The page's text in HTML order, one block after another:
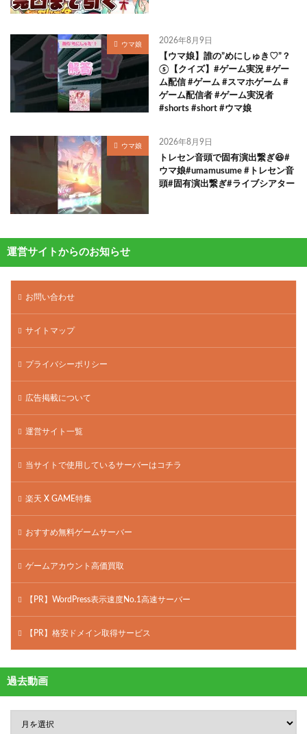
ウマ娘 2026年8月9日
【ウマ娘】誰の”めにしゅき♡”？
⑤【クイズ】#ゲーム実況 #ゲー
ム配信 #ゲーム #スマホゲーム #
ゲーム配信者 #ゲーム実況者
#shorts #short #ウマ娘
ウマ娘 2026年8月9日
トレセン音頭で固有演出繋ぎ😆#
ウマ娘#umamusume #トレセン音
頭#固有演出繋ぎ#ライブシアター
運営サイトからのお知らせ
お問い合わせ
サイトマップ
プライバシーポリシー
広告掲載について
運営サイト一覧
当サイトで使用しているサーバーはコチラ
楽天 X GAME特集
おすすめ無料ゲームサーバー
ゲームアカウント高価買取
【PR】WordPress表示速度No.1高速サーバー
【PR】格安ドメイン取得サービス
過去動画